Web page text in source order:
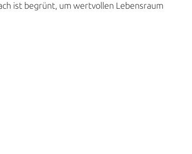
ist begrünt, um wertvollen Lebensraum